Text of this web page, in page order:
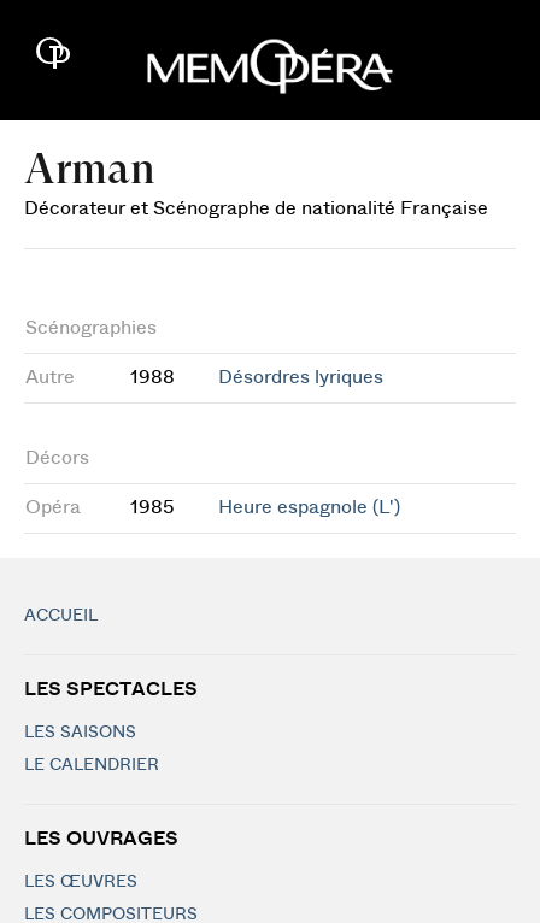
Arman
Décorateur et Scénographe de nationalité Française
Scénographies
Autre 1988 Désordres lyriques
Décors
Opéra 1985 Heure espagnole (L')
ACCUEIL
LES SPECTACLES
LES SAISONS
LE CALENDRIER
LES OUVRAGES
LES ŒUVRES
LES COMPOSITEURS